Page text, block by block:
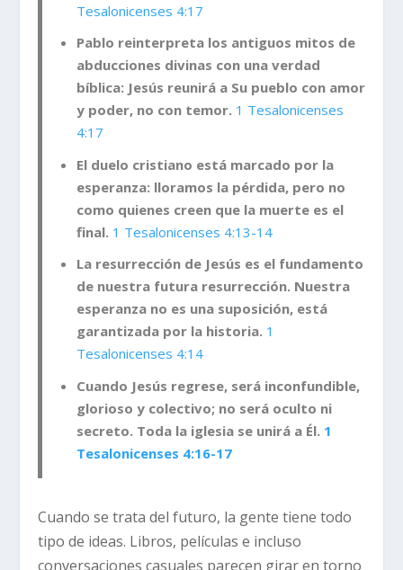
Tesalonicenses 4:17
Pablo reinterpreta los antiguos mitos de
abducciones divinas con una verdad
bíblica: Jesús reunirá a Su pueblo con amor
y poder, no con temor. 1 Tesalonicenses
4:17
El duelo cristiano está marcado por la
esperanza: lloramos la pérdida, pero no
como quienes creen que la muerte es el
final. 1 Tesalonicenses 4:13-14
La resurrección de Jesús es el fundamento
de nuestra futura resurrección. Nuestra
esperanza no es una suposición, está
garantizada por la historia. 1
Tesalonicenses 4:14
Cuando Jesús regrese, será inconfundible,
glorioso y colectivo; no será oculto ni
secreto. Toda la iglesia se unirá a Él. 1
Tesalonicenses 4:16-17
Cuando se trata del futuro, la gente tiene todo
tipo de ideas. Libros, películas e incluso
conversaciones casuales parecen girar en torno